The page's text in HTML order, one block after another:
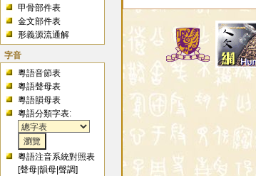
甲骨部件表
金文部件表
形義源流通解
字音
粵語音節表
粵語聲母表
粵語韻母表
粵語分類字表:
粵語注音系統對照表
[聲母 |韻母 |聲調]